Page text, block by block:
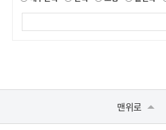
맨위로